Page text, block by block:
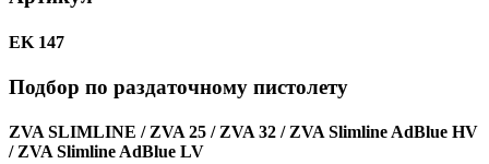
EK 147
Подбор по раздаточному пистолету
ZVA SLIMLINE / ZVA 25 / ZVA 32 / ZVA Slimline AdBlue HV
/ ZVA Slimline AdBlue LV